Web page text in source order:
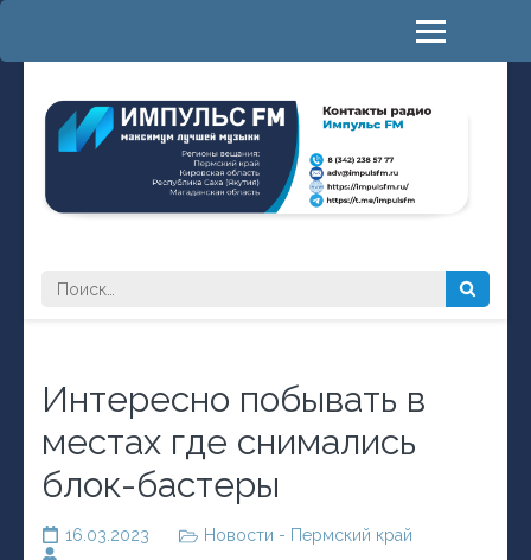
к
(нажмите
Enter)
Найти:
Интересно побывать в
местах где снимались
блок-бастеры
16.03.2023 Новости - Пермский край